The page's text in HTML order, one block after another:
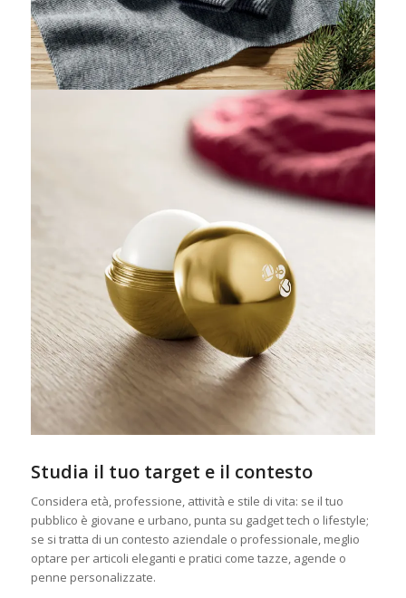
Studia il tuo target e il contesto
Considera età, professione, attività e stile di vita: se il tuo
pubblico è giovane e urbano, punta su gadget tech o lifestyle;
se si tratta di un contesto aziendale o professionale, meglio
optare per articoli eleganti e pratici come tazze, agende o
penne personalizzate.